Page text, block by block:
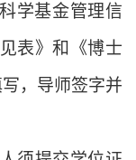
学基金管理信
表》和《博士
，导师签字并